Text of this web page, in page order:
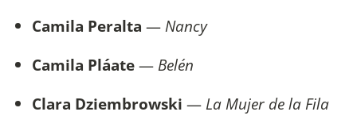
Camila Peralta —Nancy
Camila Pláate— Belén
Clara Dziembrowski — La Mujer de la Fila